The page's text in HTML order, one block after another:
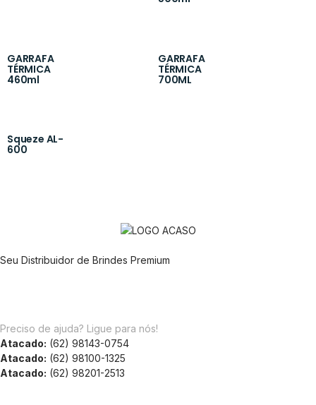
GARRAFA
TÉRMICA
460ml
GARRAFA
TÉRMICA
700ML
Squeze AL-
600
Seu Distribuidor de Brindes Premium
Preciso de ajuda? Ligue para nós!
Atacado: (62) 98143-0754
Atacado: (62) 98100-1325
Atacado: (62) 98201-2513